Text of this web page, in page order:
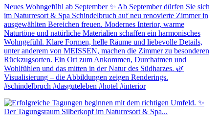
Neues Wohngefühl ab September ✨ Ab September dürfen Sie sich
im Naturresort & Spa Schindelbruch auf neu renovierte Zimmer in
ausgewählten Bereichen freuen. Modernes Interior, warme
Naturtöne und natürliche Materialien schaffen ein harmonisches
Wohngefühl. Klare Formen, helle Räume und liebevolle Details,
unter anderem von MEISSEN, machen die Zimmer zu besonderen
Rückzugsorten. Ein Ort zum Ankommen, Durchatmen und
Wohlfühlen und das mitten in der Natur des Südharzes. 🌿
Visualisierung – die Abbildungen zeigen Renderings.
#schindelbruch #dasguteleben #hotel #interior